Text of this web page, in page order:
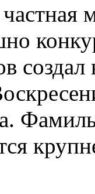
создал